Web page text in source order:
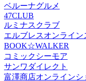
ベルーナグルメ
47CLUB
ルミナスクラブ
エルブレスオンライン
BOOK☆WALKER
コミックシーモア
サンワダイレクト
富澤商店オンラインシ